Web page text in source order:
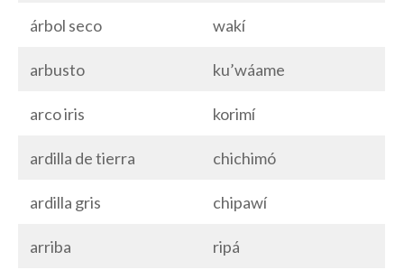
árbol seco wakí
arbusto ku’wáame
arco iris korimí
ardilla de tierra chichimó
ardilla gris chipawí
arriba ripá